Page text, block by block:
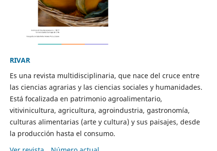
RIVAR
Es una revista multidisciplinaria, que nace del cruce entre
las ciencias agrarias y las ciencias sociales y humanidades.
Está focalizada en patrimonio agroalimentario,
vitivinicultura, agricultura, agroindustria, gastronomía,
culturas alimentarias (arte y cultura) y sus paisajes, desde
la producción hasta el consumo.